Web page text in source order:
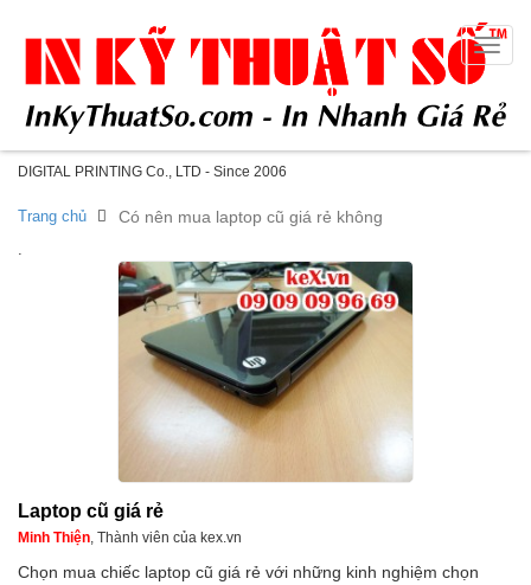
DIGITAL PRINTING Co., LTD - Since 2006
Toggle
Trang chủ Có nên mua laptop cũ giá rẻ không
.
Laptop cũ giá rẻ
Minh Thiện, Thành viên của kex.vn
Chọn mua chiếc laptop cũ giá rẻ với những kinh nghiệm chọn